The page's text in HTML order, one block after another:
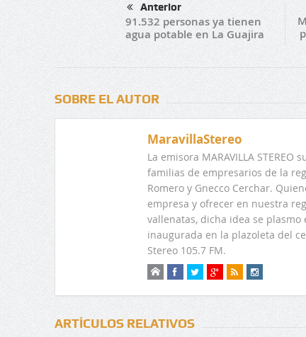
Anterior
91.532 personas ya tienen
agua potable en La Guajira
SOBRE EL AUTOR
MaravillaStereo
La emisora MARAVILLA
familias de empresarios de la
Romero y Gnecco Cerchar.
empresa y ofrecer en nuestra
vallenatas, dicha idea se
inaugurada en la plazoleta del
Stereo 105.7 FM.
ARTÍCULOS RELATIVOS